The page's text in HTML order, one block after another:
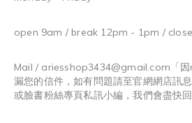
open 9am / break 12pm - 1pm /
Mail / ariesshop3434@gmail.com 「
漏您的信件，如有問題請至官網網店訊
或臉書粉絲專頁私訊小編，我們會盡快回